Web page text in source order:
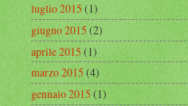
luglio 2015(1)
giugno 2015(2)
aprile 2015(1)
marzo 2015(4)
gennaio 2015(1)